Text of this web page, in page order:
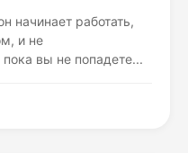
начинает работать,
и не
вы не попадете...